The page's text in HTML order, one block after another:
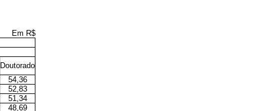
Em R$
Doutorado
54,36
52,83
51,34
48,69